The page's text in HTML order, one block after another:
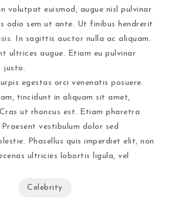
volutpat euismod, augue nisl pulvinar
odio sem ut ante. Ut finibus hendrerit
In sagittis auctor nulla ac aliquam.
ultrices augue. Etiam eu pulvinar
justo.
egestas orci venenatis posuere.
tincidunt in aliquam sit amet,
ut rhoncus est. Etiam pharetra
vestibulum dolor sed
Phasellus quis imperdiet elit, non
ultricies lobortis ligula, vel
Celebrity